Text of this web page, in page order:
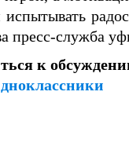
испытывать
пресс-служба
к